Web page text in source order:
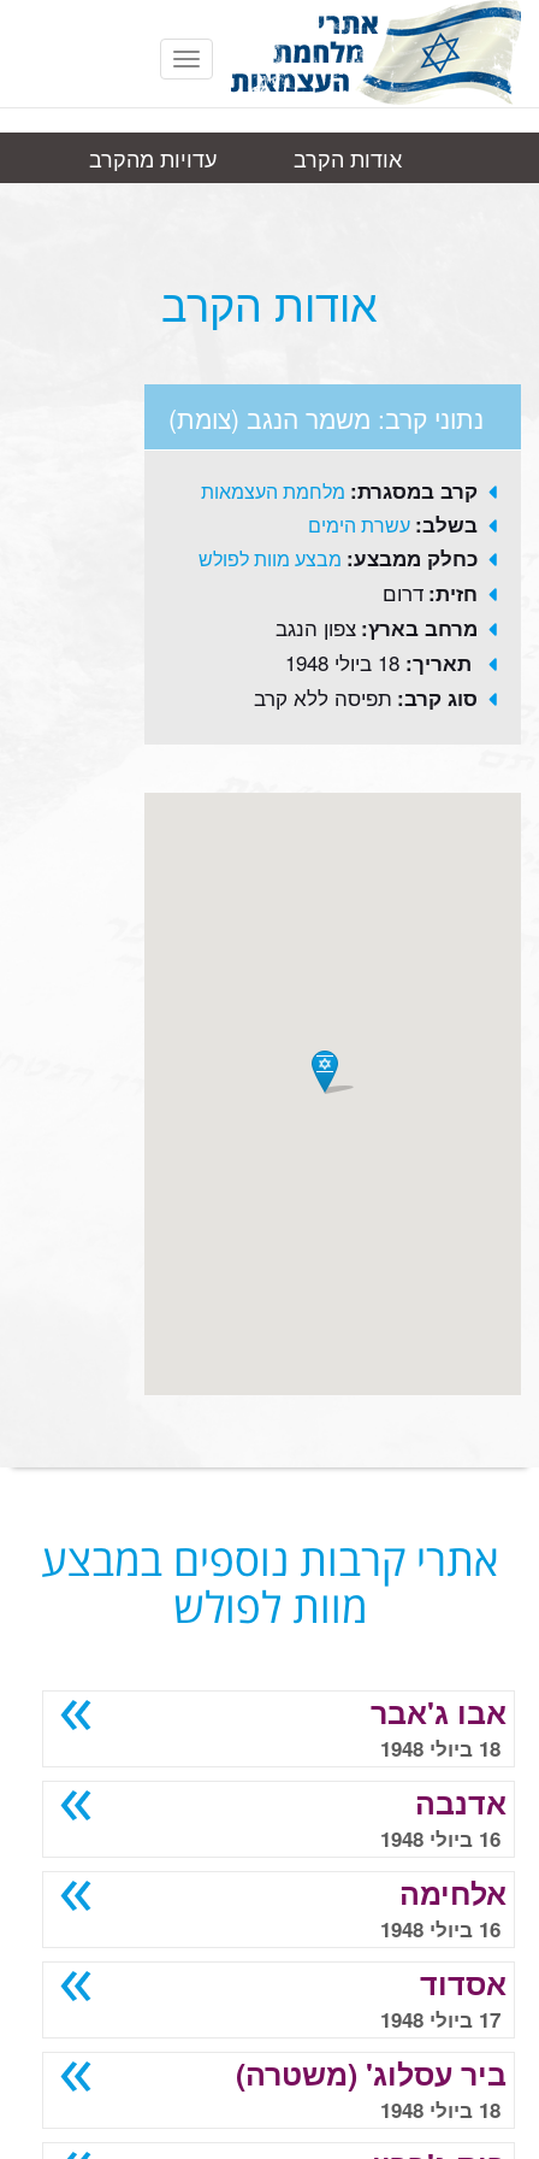
Toggle
navigation
משמר הנגב
אודות הקרב
עדויות מהקרב
אודות הקרב
נתוני קרב: משמר הנגב (צומת)
קרב במסגרת: מלחמת העצמאות
בשלב: עשרת הימים
כחלק ממבצע: מבצע מוות לפולש
חזית: דרום
מרחב בארץ: צפון הנגב
תאריך: 18 ביולי 1948
סוג קרב: תפיסה ללא קרב
אתרי קרבות נוספים במבצע
מוות לפולש
אבו ג'אבר
18 ביולי 1948
אדנבה
16 ביולי 1948
אלחימה
16 ביולי 1948
אסדוד
17 ביולי 1948
ביר עסלוג' (משטרה)
18 ביולי 1948